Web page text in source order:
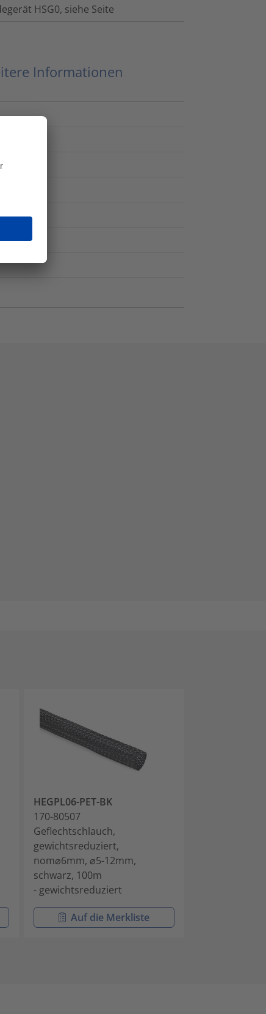
HSG0, siehe Seite
Informationen
HEGPL06-PET-BK
170-80507
Geflechtschlauch,
gewichtsreduziert,
nom⌀6mm, ⌀5-12mm,
schwarz, 100m
- gewichtsreduziert
Auf die Merkliste